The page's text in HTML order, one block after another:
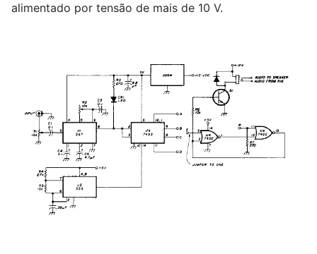
alimentado por tensão de mais de 10 V.